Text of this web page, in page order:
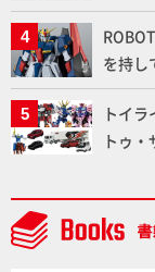
ー塗料
を持し
劇中ど
ダム】
トイ
トゥ